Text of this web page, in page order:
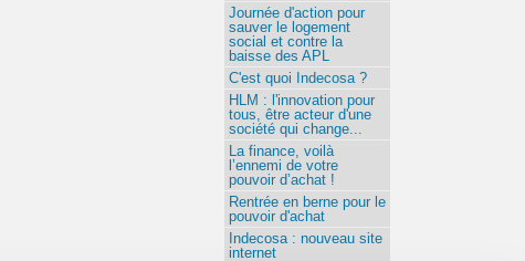
Journée d'action pour
sauver le logement
social et contre la
baisse des APL
C'est quoi Indecosa ?
HLM : l'innovation pour
tous, être acteur d'une
société qui change...
La finance, voilà
l’ennemi de votre
pouvoir d’achat !
Rentrée en berne pour le
pouvoir d'achat
Indecosa : nouveau site
internet